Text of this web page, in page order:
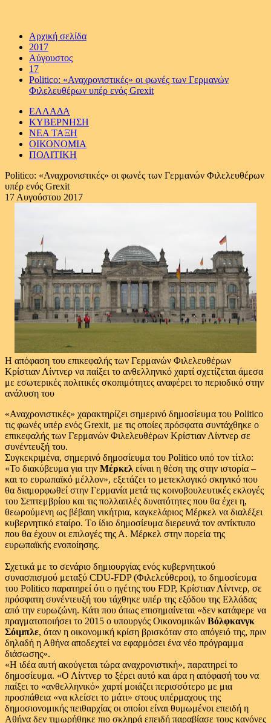
Αρχική σελίδα
2017
Αύγουστος
17
Politico: «Αναχρονιστικές» οι φωνές των Γερμανών
Φιλελευθέρων υπέρ ενός Grexit
ΕΛΛΑΔΑ
ΚΥΒΕΡΝΗΣΗ
ΝΕΑ ΤΑΞΗ
ΟΙΚΟΝΟΜΙΑ
ΠΟΛΙΤΙΚΗ
Politico: «Αναχρονιστικές» οι φωνές των Γερμανών Φιλελευθέρων
υπέρ ενός Grexit
17 Αυγούστου 2017
Η απόφαση του επικεφαλής των Γερμανών Φιλελευθέρων
Κρίστιαν Λίντνερ να παίξει το ανθελληνικό χαρτί σχετίζεται άμεσα
με εσωτερικές πολιτικές σκοπιμότητες αναφέρει το περιοδικό στην
ανάλυση του
«Αναχρονιστικές» χαρακτηρίζει σημερινό δημοσίευμα του Politico
τις φωνές υπέρ ενός Grexit, με τις οποίες πρόσφατα συντάχθηκε ο
επικεφαλής των Γερμανών Φιλελευθέρων Κρίστιαν Λίντνερ σε
συνέντευξή του.
Συγκεκριμένα, σημερινό δημοσίευμα του Politico υπό τον τίτλο:
«Το διακύβευμα για την Μέρκελ είναι η θέση της στην ιστορία –
και το ευρωπαϊκό μέλλον», εξετάζει το μετεκλογικό σκηνικό που
θα διαμορφωθεί στην Γερμανία μετά τις κοινοβουλευτικές εκλογές
του Σεπτεμβρίου και τις πολλαπλές δυνατότητες που θα έχει η,
θεωρούμενη ως βέβαιη νικήτρια, καγκελάριος Μέρκελ να διαλέξει
κυβερνητικό εταίρο. Tο ίδιο δημοσίευμα διερευνά τον αντίκτυπο
που θα έχουν οι επιλογές της Α. Μέρκελ στην πορεία της
ευρωπαϊκής ενοποίησης.
Σχετικά με το σενάριο δημιουργίας ενός κυβερνητικού
συνασπισμού μεταξύ CDU-FDP (Φιλελεύθεροι), το δημοσίευμα
του Politico παρατηρεί ότι ο ηγέτης του FDP, Κρίστιαν Λίντνερ, σε
πρόσφατη συνέντευξή του τάχθηκε υπέρ της εξόδου της Ελλάδας
από την ευρωζώνη. Κάτι που όπως επισημαίνεται «δεν κατάφερε να
πραγματοποιήσει το 2015 ο υπουργός Οικονομικών Βόλφκανγκ
Σόιμπλε, όταν η οικονομική κρίση βρισκόταν στο απόγειό της, πριν
δηλαδή η Αθήνα αποδεχτεί να εφαρμόσει ένα νέο πρόγραμμα
διάσωσης».
«Η ιδέα αυτή ακούγεται τώρα αναχρονιστική», παρατηρεί το
δημοσίευμα. «Ο Λίντνερ το ξέρει αυτό και άρα η απόφασή του να
παίξει το «ανθελληνικό» χαρτί μοιάζει περισσότερο με μια
προσπάθεια «να κλείσει το μάτι» στους υπέρμαχους της
δημοσιονομικής πειθαρχίας οι οποίοι είναι θυμωμένοι επειδή η
Αθήνα δεν τιμωρήθηκε πιο σκληρά επειδή παραβίασε τους κανόνες